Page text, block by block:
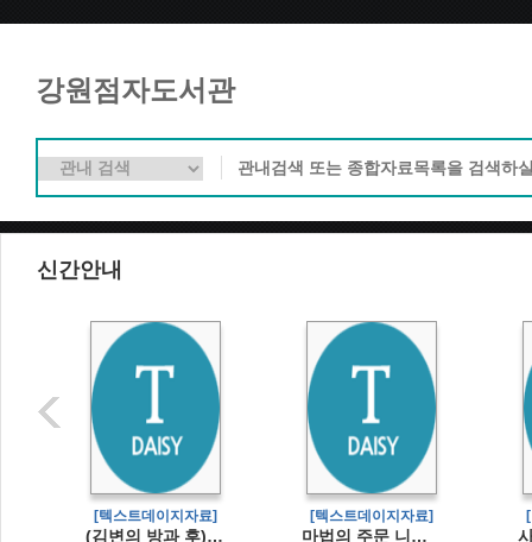
강원점자도서관
신간안내
[텍스트데이지자료]
(김변의 방과 후) 법률사무소 그런 법이 어딨냐고 묻고 싶을 때
[텍스트데이지자료]
마법의 주문 니시 가나코 소설